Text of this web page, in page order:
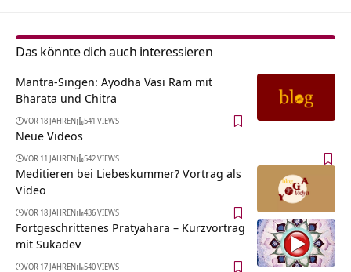
Das könnte dich auch interessieren
Mantra-Singen: Ayodha Vasi Ram mit
Bharata und Chitra
VOR 18 JAHREN 541 VIEWS
Neue Videos
VOR 11 JAHREN 542 VIEWS
Meditieren bei Liebeskummer? Vortrag als
Video
VOR 18 JAHREN 436 VIEWS
Fortgeschrittenes Pratyahara – Kurzvortrag
mit Sukadev
VOR 17 JAHREN 540 VIEWS